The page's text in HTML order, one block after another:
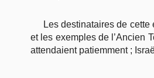
Les destinataires de cette
et les exemples de l’Ancien
attendaient patiemment ;